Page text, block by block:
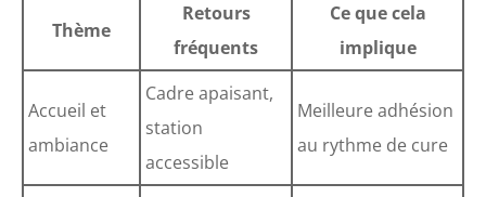
Thème
Retours
fréquents
Ce que cela
implique
Accueil et
ambiance
Cadre apaisant,
station
accessible
Meilleure adhésion
au rythme de cure